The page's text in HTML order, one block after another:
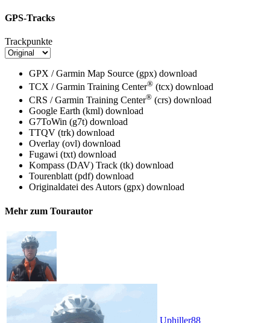
GPS-Tracks
Trackpunkte
GPX / Garmin Map Source (gpx) download
TCX / Garmin Training Center® (tcx) download
CRS / Garmin Training Center® (crs) download
Google Earth (kml) download
G7ToWin (g7t) download
TTQV (trk) download
Overlay (ovl) download
Fugawi (txt) download
Kompass (DAV) Track (tk) download
Tourenblatt (pdf) download
Originaldatei des Autors (gpx) download
Mehr zum Tourautor
Uphiller88